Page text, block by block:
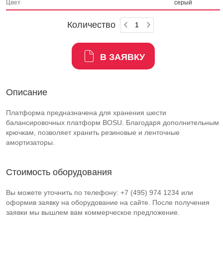
Цвет серый
Количество
В ЗАЯВКУ
Описание
Платформа предназначена для хранения шести
балансировочных платформ BOSU. Благодаря дополнительным
крючкам, позволяет хранить резиновые и ленточные
амортизаторы.
Стоимость оборудования
Вы можете уточнить по телефону: +7 (495) 974 1234 или
оформив заявку на оборудование на сайте. После получения
заявки мы вышлем вам коммерческое предложение.